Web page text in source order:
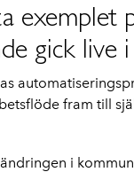
exemplet
gick live
fram till
i